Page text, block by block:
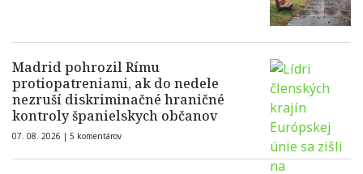
Madrid pohrozil Rímu
protiopatreniami, ak do nedele
nezruší diskriminačné hraničné
kontroly španielskych občanov
07. 08. 2026 | 5 komentárov